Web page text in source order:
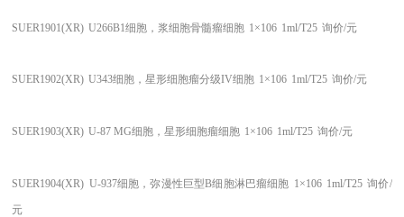
SUER1901(XR) U266B1细胞，浆细胞骨髓瘤细胞 1×106 1ml/T25 询价/元
SUER1902(XR) U343细胞，星形细胞瘤分级IV细胞 1×106 1ml/T25 询价/元
SUER1903(XR) U-87 MG细胞，星形细胞瘤细胞 1×106 1ml/T25 询价/元
SUER1904(XR) U-937细胞，弥漫性巨型B细胞淋巴瘤细胞 1×106 1ml/T25 询价/
元